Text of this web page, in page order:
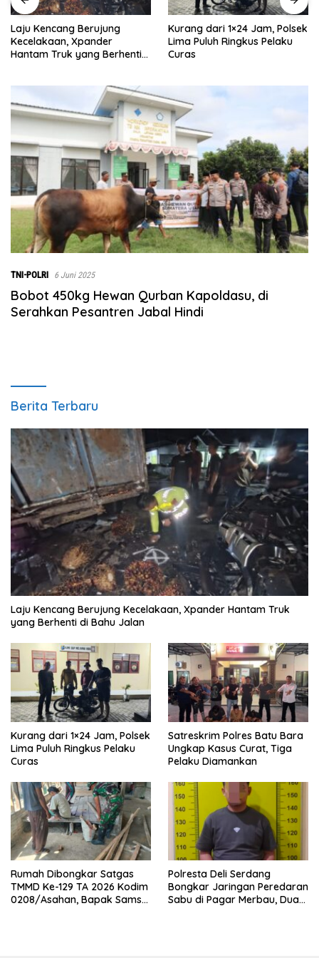
Kurang dari 1×24 Jam, Polsek
Lima Puluh Ringkus Pelaku
Curas
Satreskrim Polres Batu Bara
Ungkap Kasus Curat, Tiga
Pelaku Diamankan
TNI-POLRI 6 Juni 2025
Bobot 450kg Hewan Qurban Kapoldasu, di
Serahkan Pesantren Jabal Hindi
Berita Terbaru
Laju Kencang Berujung Kecelakaan, Xpander Hantam Truk
yang Berhenti di Bahu Jalan
Kurang dari 1×24 Jam, Polsek
Lima Puluh Ringkus Pelaku
Curas
Satreskrim Polres Batu Bara
Ungkap Kasus Curat, Tiga
Pelaku Diamankan
Rumah Dibongkar Satgas
TMMD Ke-129 TA 2026 Kodim
0208/Asahan, Bapak Samsul
Polresta Deli Serdang
Bongkar Jaringan Peredaran
Sabu di Pagar Merbau, Dua